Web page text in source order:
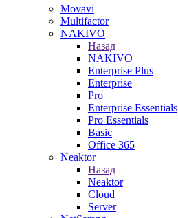
Movavi
Multifactor
NAKIVO
Назад
NAKIVO
Enterprise Plus
Enterprise
Pro
Enterprise Essentials
Pro Essentials
Basic
Office 365
Neaktor
Назад
Neaktor
Cloud
Server